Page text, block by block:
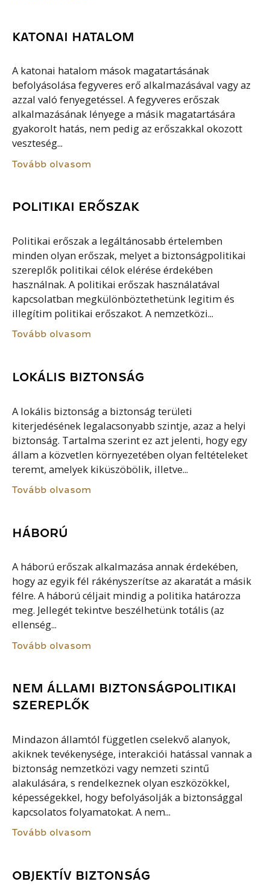
KATONAI HATALOM
A katonai hatalom mások magatartásának
befolyásolása fegyveres erő alkalmazásával vagy az
azzal való fenyegetéssel. A fegyveres erőszak
alkalmazásának lényege a másik magatartására
gyakorolt hatás, nem pedig az erőszakkal okozott
veszteség...
Tovább olvasom
POLITIKAI ERŐSZAK
Politikai erőszak a legáltánosabb értelemben
minden olyan erőszak, melyet a biztonságpolitikai
szereplők politikai célok elérése érdekében
használnak. A politikai erőszak használatával
kapcsolatban megkülönböztethetünk legitim és
illegítim politikai erőszakot. A nemzetközi...
Tovább olvasom
LOKÁLIS BIZTONSÁG
A lokális biztonság a biztonság területi
kiterjedésének legalacsonyabb szintje, azaz a helyi
biztonság. Tartalma szerint ez azt jelenti, hogy egy
állam a közvetlen környezetében olyan feltételeket
teremt, amelyek kiküszöbölik, illetve...
Tovább olvasom
HÁBORÚ
A háború erőszak alkalmazása annak érdekében,
hogy az egyik fél rákényszerítse az akaratát a másik
félre. A háború céljait mindig a politika határozza
meg. Jellegét tekintve beszélhetünk totális (az
ellenség...
Tovább olvasom
NEM ÁLLAMI BIZTONSÁGPOLITIKAI
SZEREPLŐK
Mindazon államtól független cselekvő alanyok,
akiknek tevékenysége, interakciói hatással vannak a
biztonság nemzetközi vagy nemzeti szintű
alakulására, s rendelkeznek olyan eszközökkel,
képességekkel, hogy befolyásolják a biztonsággal
kapcsolatos folyamatokat. A nem...
Tovább olvasom
OBJEKTÍV BIZTONSÁG